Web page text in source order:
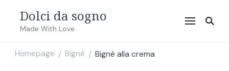
Dolci da sogno
Made With Love
Homepage / Bignè / Bignè alla crema